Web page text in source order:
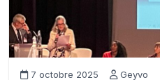
7 octobre 2025 Geyvo